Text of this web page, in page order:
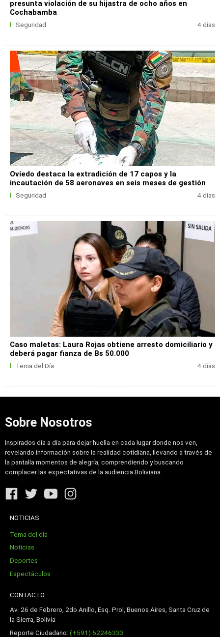
presunta violación de su hijastra de ocho años en
Cochabamba
Seguridad 4 días
Oviedo destaca la extradición de 17 capos y la
incautación de 58 aeronaves en seis meses de gestión
Seguridad 4 días
Caso maletas: Laura Rojas obtiene arresto domiciliario y
deberá pagar fianza de Bs 50.000
Tema del Día 4 días
Sobre Nosotros
Inspirados día a día para dejar huella en cada lugar donde nos ven,
revelando información sobre la realidad cotidiana, llevando a través de
la pantalla momentos de alegría, comprendiendo y buscando
complacer las expectativas de la audiencia Boliviana.
NOTICIAS
Tema del día
Noticias
Deportes
Espectáculos
CONTACTO
Av. 26 de Febrero, 2do Anillo, Esq. Prol, Buenos Aires, Santa Cruz de
la Sierra, Bolivia
Reporte Ciudadano:(+591) 62246333